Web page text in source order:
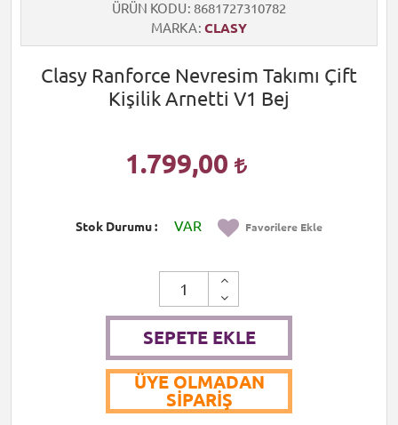
ÜRÜN KODU 8681727310782
MARKA CLASY
Clasy Ranforce Nevresim Takımı Çift
Kişilik Arnetti V1 Bej
1.799,00
Stok Durumu VAR Favorilere Ekle
SEPETE EKLE
ÜYE OLMADAN
SIPARIŞ